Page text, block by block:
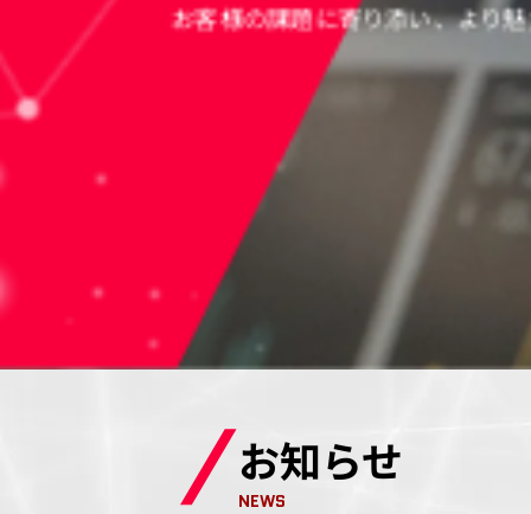
ソフトウェア開発業務か
お知らせ
NEWS